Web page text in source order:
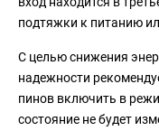
подтяжки к питанию
С целью снижения
надежности
пинов включить в
состояние не будет